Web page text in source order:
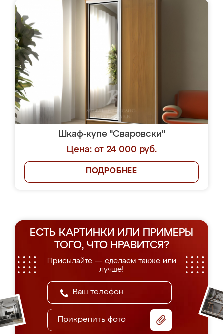
Шкаф-купе "Сваровски"
Цена: от 24 000 руб.
ПОДРОБНЕЕ
ЕСТЬ КАРТИНКИ ИЛИ ПРИМЕРЫ
ТОГО, ЧТО НРАВИТСЯ?
Присылайте — сделаем также или
лучше!
Прикрепить фото